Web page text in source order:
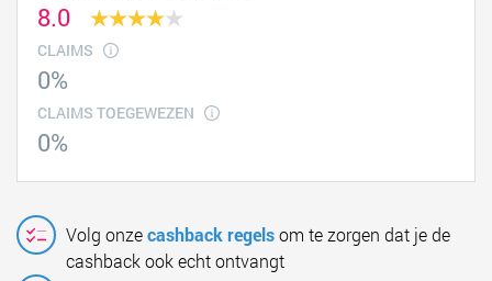
8.0
CLAIMS
0%
CLAIMS TOEGEWEZEN
0%
Volg onzecashback regelsom te zorgen dat je de
cashback ook echt ontvangt